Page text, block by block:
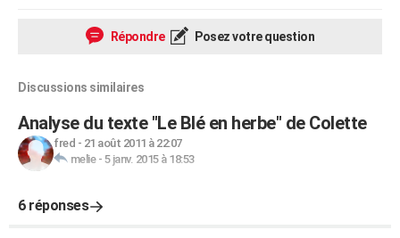
Répondre Posez votre question
Discussions similaires
Analyse du texte "Le Blé en herbe" de Colette
fred - 21 août 2011 à 22:07
melie- 5 janv. 2015 à 18:53
6 réponses